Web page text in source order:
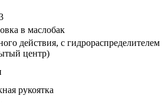
в маслобак
действия, с гидрораспределителем
центр)
рукоятка